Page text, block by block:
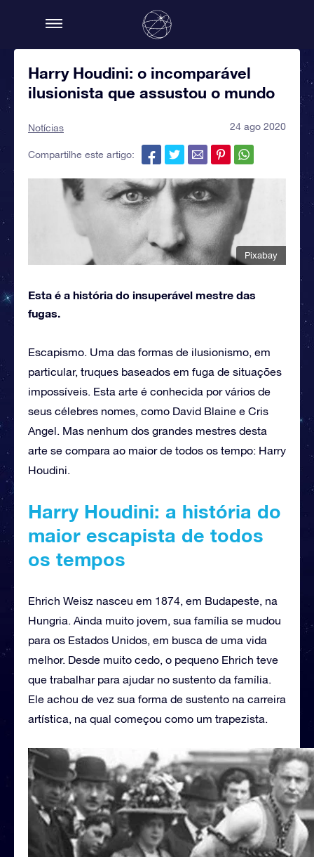
Harry Houdini: o incomparável
ilusionista que assustou o mundo
Notícias 24 ago 2020
Compartilhe este artigo:
Pixabay
Esta é a história do insuperável mestre das
fugas.
Escapismo. Uma das formas de ilusionismo, em
particular, truques baseados em fuga de situações
impossíveis. Esta arte é conhecida por vários de
seus célebres nomes, como David Blaine e Cris
Angel. Mas nenhum dos grandes mestres desta
arte se compara ao maior de todos os tempo: Harry
Houdini.
Harry Houdini: a história do
maior escapista de todos
os tempos
Ehrich Weisz nasceu em 1874, em Budapeste, na
Hungria. Ainda muito jovem, sua família se mudou
para os Estados Unidos, em busca de uma vida
melhor. Desde muito cedo, o pequeno Ehrich teve
que trabalhar para ajudar no sustento da família.
Ele achou de vez sua forma de sustento na carreira
artística, na qual começou como um trapezista.